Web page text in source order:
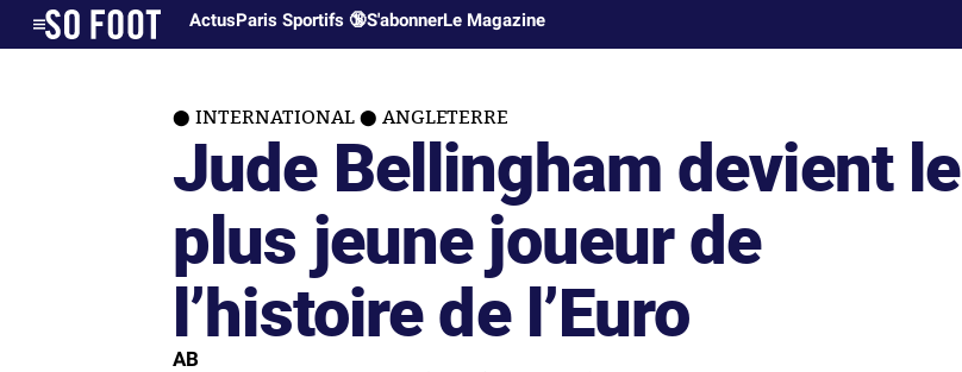
ActusParis Sportifs 🔞S'abonnerLe Magazine
INTERNATIONAL ANGLETERRE
Jude Bellingham devient le
plus jeune joueur de
l’histoire de l’Euro
AB